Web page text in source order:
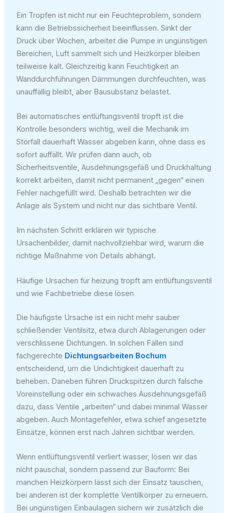
Ein Tropfen ist nicht nur ein Feuchteproblem, sondern
kann die Betriebssicherheit beeinflussen. Sinkt der
Druck über Wochen, arbeitet die Pumpe in ungünstigen
Bereichen, Luft sammelt sich und Heizkörper bleiben
teilweise kalt. Gleichzeitig kann Feuchtigkeit an
Wanddurchführungen Dämmungen durchfeuchten, was
unauffällig bleibt, aber Bausubstanz belastet.
Bei automatisches entlüftungsventil tropft ist die
Kontrolle besonders wichtig, weil die Mechanik im
Störfall dauerhaft Wasser abgeben kann, ohne dass es
sofort auffällt. Wir prüfen dann auch, ob
Sicherheitsventile, Ausdehnungsgefäß und Druckhaltung
korrekt arbeiten, damit nicht permanent „gegen“ einen
Fehler nachgefüllt wird. Deshalb betrachten wir die
Anlage als System und nicht nur das sichtbare Ventil.
Im nächsten Schritt erklären wir typische
Ursachenbilder, damit nachvollziehbar wird, warum die
richtige Maßnahme von Details abhängt.
Häufige Ursachen für heizung tropft am entlüftungsventil
und wie Fachbetriebe diese lösen
Die häufigste Ursache ist ein nicht mehr sauber
schließender Ventilsitz, etwa durch Ablagerungen oder
verschlissene Dichtungen. In solchen Fällen sind
fachgerechte Dichtungsarbeiten Bochum
entscheidend, um die Undichtigkeit dauerhaft zu
beheben. Daneben führen Druckspitzen durch falsche
Voreinstellung oder ein schwaches Ausdehnungsgefäß
dazu, dass Ventile „arbeiten“ und dabei minimal Wasser
abgeben. Auch Montagefehler, etwa schief angesetzte
Einsätze, können erst nach Jahren sichtbar werden.
Wenn entlüftungsventil verliert wasser, lösen wir das
nicht pauschal, sondern passend zur Bauform: Bei
manchen Heizkörpern lässt sich der Einsatz tauschen,
bei anderen ist der komplette Ventilkörper zu erneuern.
Bei ungünstigen Einbaulagen sichern wir zusätzlich die